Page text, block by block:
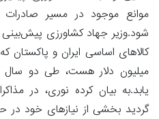
موانع موجود در مسیر صادرات
شود.وزیر جهاد کشاورزی
یابد.به بیان کرده نوری، در
گردید بخشی از نیاز‌های خود در